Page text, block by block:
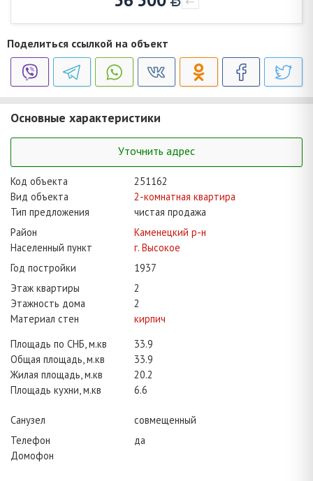
Поделиться ссылкой на объект
Основные характеристики
Уточнить адрес
Код объекта
251162
Вид объекта
2-комнатная квартира
Тип предложения
чистая продажа
Район
Каменецкий р-н
Населенный пункт
г. Высокое
Год постройки
1937
Этаж квартиры
2
Этажность дома
2
Материал стен
кирпич
Площадь по СНБ, м.кв
33.9
Общая площадь, м.кв
33.9
Жилая площадь, м.кв
20.2
Площадь кухни, м.кв
6.6
Санузел
совмещенный
Телефон
да
Домофон